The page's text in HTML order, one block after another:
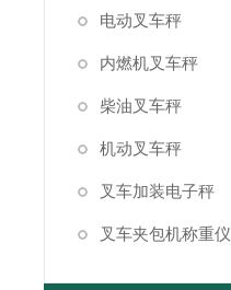
电动叉车秤
内燃机叉车秤
柴油叉车秤
机动叉车秤
叉车加装电子秤
叉车夹包机称重仪